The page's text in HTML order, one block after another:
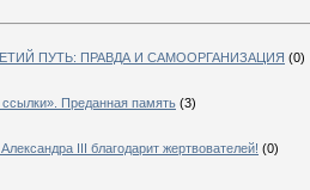
ПУТЬ: ПРАВДА И САМООРГАНИЗАЦИЯ (0)
ссылки». Преданная память (3)
III благодарит жертвователей! (0)